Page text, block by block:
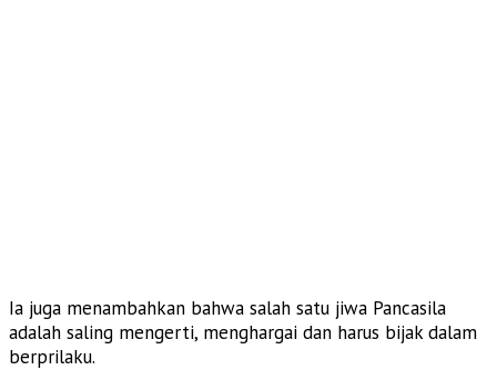
Ia juga menambahkan bahwa salah satu jiwa Pancasila
adalah saling mengerti, menghargai dan harus bijak dalam
berprilaku.